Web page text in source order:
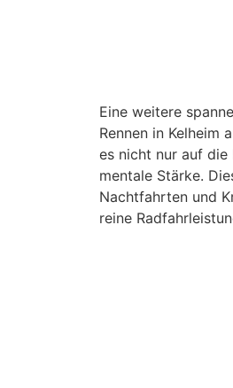
Eine weitere
Rennen in Kelheim
es nicht nur auf die
mentale Stärke.
Nachtfahrten und
reine